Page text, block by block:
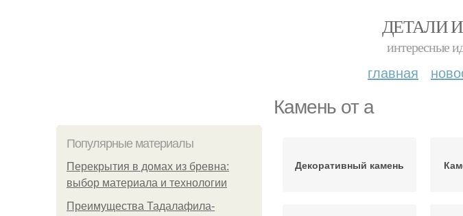
ДЕТАЛИ
интересные
главная
Камень от а
Популярные материалы
Перекрытия в домах из бревна:
выбор материала и технологии
Преимущества Тадалафила-
Декоративный камень